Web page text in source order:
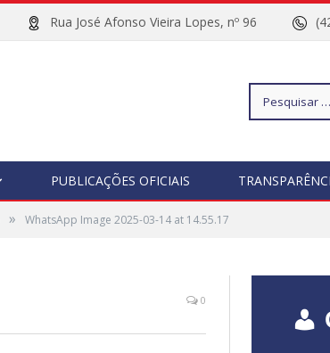
Rua José Afonso Vieira Lopes, nº 96
Pesquisar
PUBLICAÇÕES OFICIAIS
» WhatsApp Image 2025-03-14 at 14.55.17
0